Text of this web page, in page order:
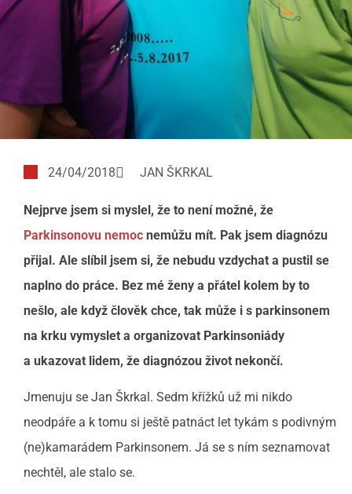
24/04/2018 JAN ŠKRKAL
Nejprve jsem si myslel, že to není možné, že
Parkinsonovu nemoc nemůžu mít. Pak jsem diagnózu
přijal. Ale slíbil jsem si, že nebudu vzdychat a pustil se
naplno do práce. Bez mé ženy a přátel kolem by to
nešlo, ale když člověk chce, tak může i s parkinsonem
na krku vymyslet a organizovat Parkinsoniády
a ukazovat lidem, že diagnózou život nekončí.
Jmenuju se Jan Škrkal. Sedm křížků už mi nikdo
neodpáře a k tomu si ještě patnáct let tykám s podivným
(ne)kamarádem Parkinsonem. Já se s ním seznamovat
nechtěl, ale stalo se.